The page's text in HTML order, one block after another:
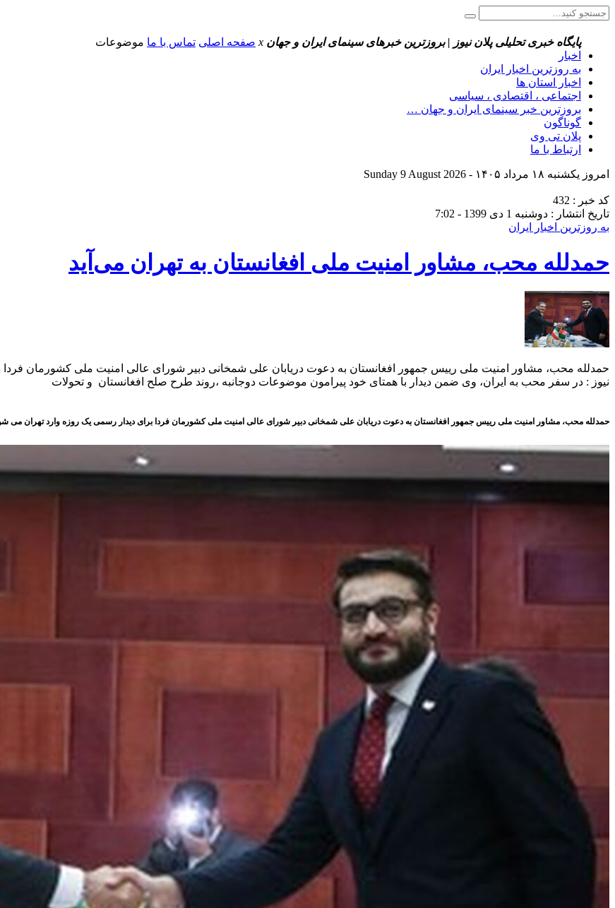
پایگاه خبری تحلیلی پلان نیوز | بروزترین خبرهای سینمای ایران و جهان x صفحه اصلی تماس با ما موضوعات
اخبار
به روزترین اخبار ایران
اخبار استان ها
اجتماعی ، اقتصادی ، سیاسی
بروزترین خبر سینمای ایران و جهان …
گوناگون
پلان تی وی
ارتباط با ما
امروز یکشنبه ۱۸ مرداد ۱۴۰۵ - Sunday 9 August 2026
کد خبر : 432
تاریخ انتشار : دوشنبه 1 دی 1399 - 7:02
به روزترین اخبار ایران
حمدلله محب، مشاور امنیت ملی افغانستان به تهران می‌آید
حمدلله محب، مشاور امنیت ملی رییس جمهور افغانستان به دعوت دریابان علی شمخانی دبیر شورای عالی امنیت ملی کشورمان فردا
نیوز : در سفر محب به ایران، وی ضمن دیدار با همتای خود پیرامون موضوعات دوجانبه ،روند طرح صلح افغانستان و تحولات
حمدلله محب، مشاور امنیت ملی رییس جمهور افغانستان به دعوت دریابان علی شمخانی دبیر شورای عالی امنیت ملی کشورمان فردا برای دیدار رسمی یک روزه وارد تهران می